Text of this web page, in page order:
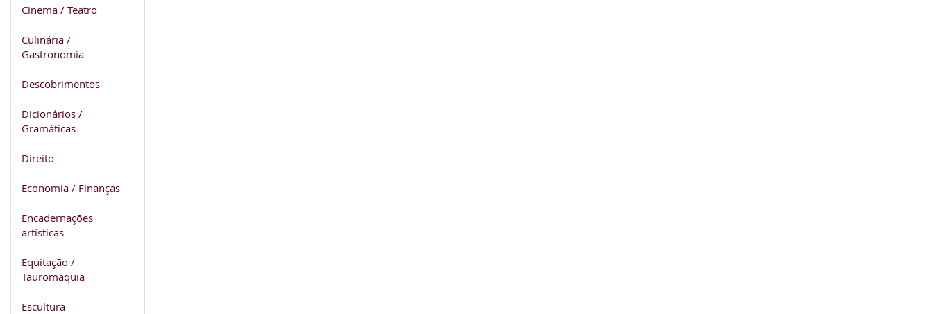
Cinema / Teatro
Culinária /
Gastronomia
Descobrimentos
Dicionários /
Gramáticas
Direito
Economia / Finanças
Encadernações
artísticas
Equitação /
Tauromaquia
Escultura